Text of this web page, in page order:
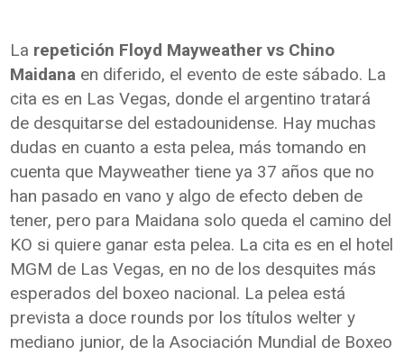
La repetición Floyd Mayweather vs Chino
Maidana en diferido, el evento de este sábado. La
cita es en Las Vegas, donde el argentino tratará
de desquitarse del estadounidense. Hay muchas
dudas en cuanto a esta pelea, más tomando en
cuenta que Mayweather tiene ya 37 años que no
han pasado en vano y algo de efecto deben de
tener, pero para Maidana solo queda el camino del
KO si quiere ganar esta pelea. La cita es en el hotel
MGM de Las Vegas, en no de los desquites más
esperados del boxeo nacional. La pelea está
prevista a doce rounds por los títulos welter y
mediano junior, de la Asociación Mundial de Boxeo